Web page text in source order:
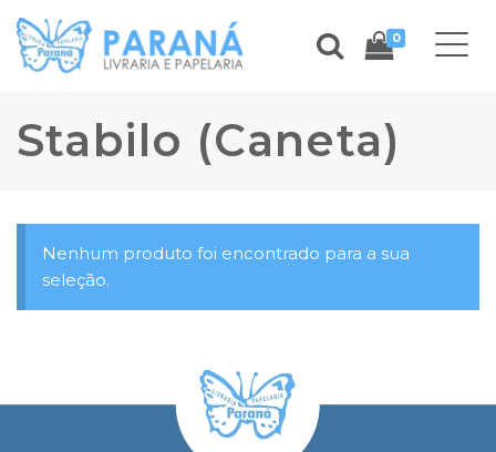
0
Stabilo (Caneta)
Nenhum produto foi encontrado para a sua
seleção.